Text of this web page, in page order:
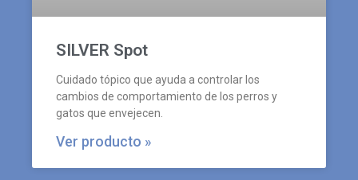
SILVER Spot
Cuidado tópico que ayuda a controlar los
cambios de comportamiento de los perros y
gatos que envejecen.
Ver producto »